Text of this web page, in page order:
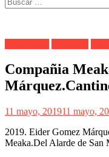
Compañia
11 mayo, 201911 mayo,
2019. Eider Gomez
Meaka.Del Alarde de San